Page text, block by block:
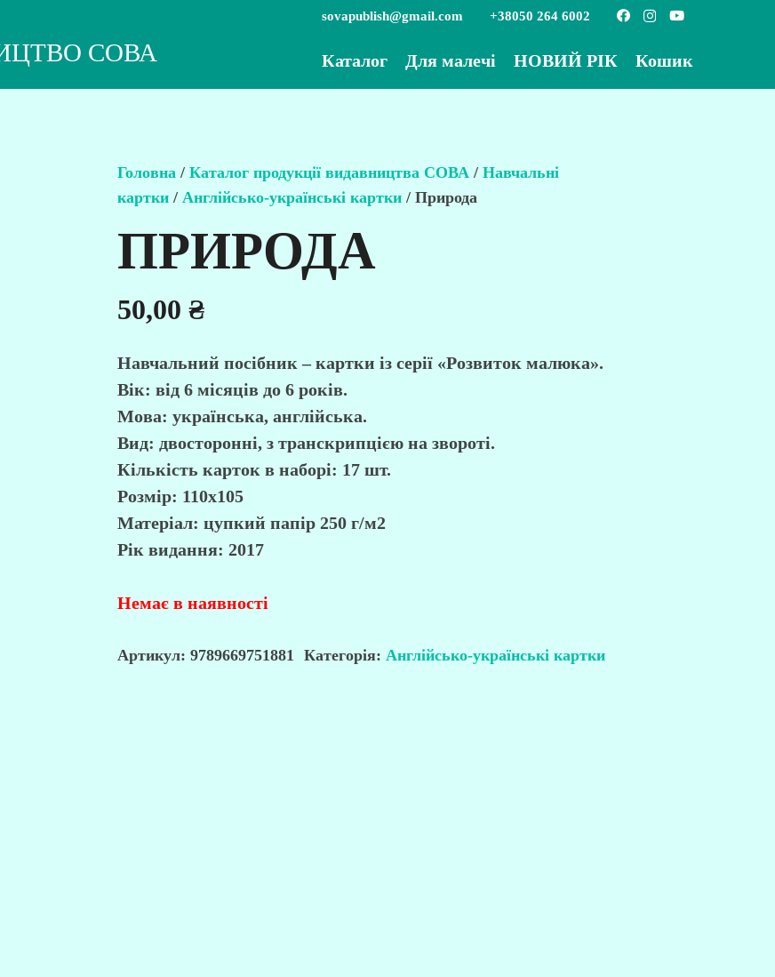
СОВА
sovapublish@gmail.com +38050 264 6002
Каталог Для малечі НОВИЙ РІК Кошик
Головна/ Каталог продукції видавництва СОВА/ Навчальні
картки/ Англійсько-українські картки/ Природа
ПРИРОДА
50,00 ₴
Навчальний посібник – картки із серії «Розвиток малюка».
Вік: від 6 місяців до 6 років.
Мова: українська, англійська.
Вид: двосторонні, з транскрипцією на звороті.
Кількість карток в наборі: 17 шт.
Розмір: 110х105
Матеріал: цупкий папір 250 г/м2
Рік видання: 2017
Немає в наявності
Артикул: 9789669751881 Категорія: Англійсько-українські картки